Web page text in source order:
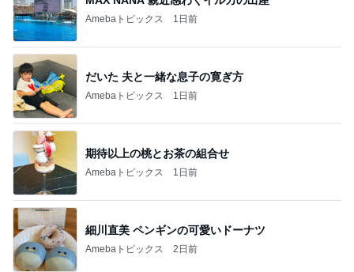
Amebaトピックス 1日前
だいた 夫と一緒な息子の寛ぎ方
Amebaトピックス 1日前
期待以上の桃とお茶の組合せ
Amebaトピックス 1日前
細川直美 ペンギンの可愛いドーナツ
Amebaトピックス 2日前